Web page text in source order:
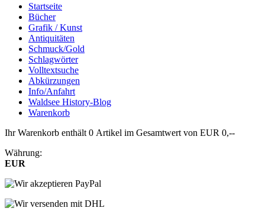
Startseite
Bücher
Grafik / Kunst
Antiquitäten
Schmuck/Gold
Schlagwörter
Volltextsuche
Abkürzungen
Info/Anfahrt
Waldsee History-Blog
Warenkorb
Ihr Warenkorb enthält 0 Artikel im Gesamtwert von EUR 0,--
Währung:
EUR